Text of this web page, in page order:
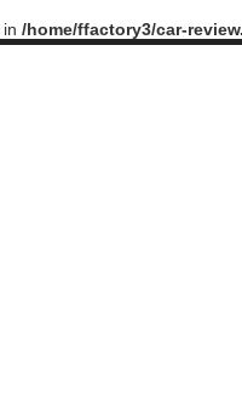
/home/ffactory3/car-